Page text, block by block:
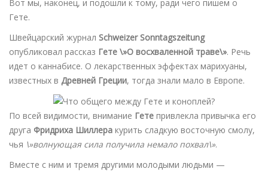
Вот мы, наконец, и подошли к тому, ради чего пишем о
Гете.
Швейцарский журнал Schweizer Sonntagszeitung
опубликовал рассказ Гете \»О восхваленной траве\». Речь
идет о каннабисе. О лекарственных эффектах марихуаны,
известных в Древней Греции, тогда знали мало в Европе.
По всей видимости, внимание Гете привлекла привычка его
друга Фридриха Шиллера курить сладкую восточную смолу,
чья \»волнующая сила получила немало похвал\».
Вместе с ним и тремя другими молодыми людьми —